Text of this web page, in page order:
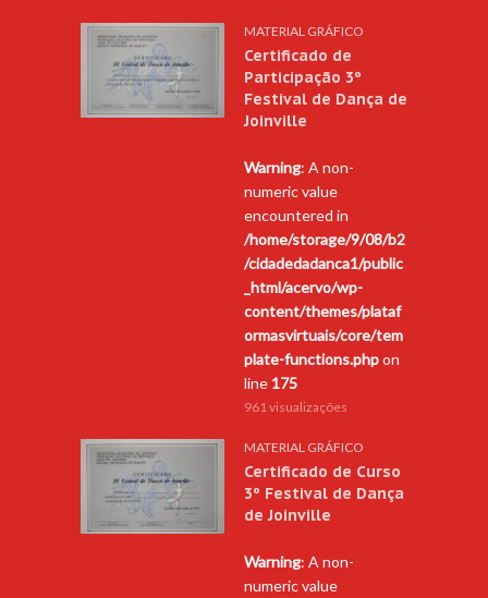
MATERIAL GRÁFICO
Certificado de
Participação 3º
Festival de Dança de
Joinville
Warning: A non-
numeric value
encountered in
/home/storage/9/08/b2
/cidadedadanca1/public
_html/acervo/wp-
content/themes/plataf
ormasvirtuais/core/tem
plate-functions.phpon
line 175
961 visualizações
MATERIAL GRÁFICO
Certificado de Curso
3º Festival de Dança
de Joinville
Warning: A non-
numeric value